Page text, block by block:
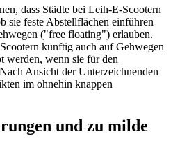
dass Städte bei Leih-E-Scootern
sie feste Abstellflächen einführen
("free floating") erlauben.
künftig auch auf Gehwegen
werden, wenn sie für den
Ansicht der Unterzeichnenden
im ohnehin knappen
und zu milde